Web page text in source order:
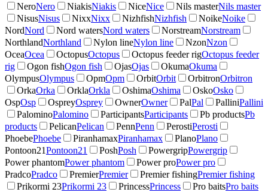
NeroNero NiakisNiakis NiceNice Nils masterNils master
NisusNisus NixxNixx NizhfishNizhfish NoikeNoike
NordNord Nord watersNord waters NorstreamNorstream
NorthlandNorthland Nylon lineNylon line NzonNzon
OceaOcea OctopusOctopus Octopus feeder rigOctopus feeder
rig
Ogon fishOgon fish OjasOjas OkumaOkuma
OlympusOlympus OpmOpm OrbitOrbit OrbitronOrbitron
OrkaOrka OrklaOrkla OshimaOshima OskoOsko
OspOsp OspreyOsprey OwnerOwner PalPal PalliniPallini
PalominoPalomino ParticipantsParticipants Pb productsPb
products
PelicanPelican PennPenn PerostiPerosti
PhoebePhoebe PiranhamaxPiranhamax PlanoPlano
Pontoon21Pontoon21 PoshPosh PowergripPowergrip
Power phantomPower phantom Power proPower pro
PradcoPradco PremierPremier Premier fishingPremier fishing
Prikormi 23Prikormi 23 PrincessPrincess Pro baitsPro baits